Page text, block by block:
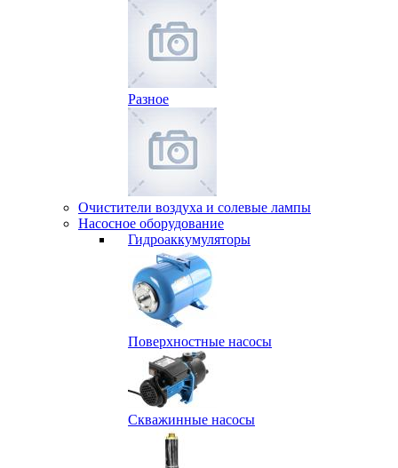
Разное
Очистители воздуха и солевые лампы
Насосное оборудование
Гидро­аккумуляторы
Поверхностные насосы
Скважинные насосы